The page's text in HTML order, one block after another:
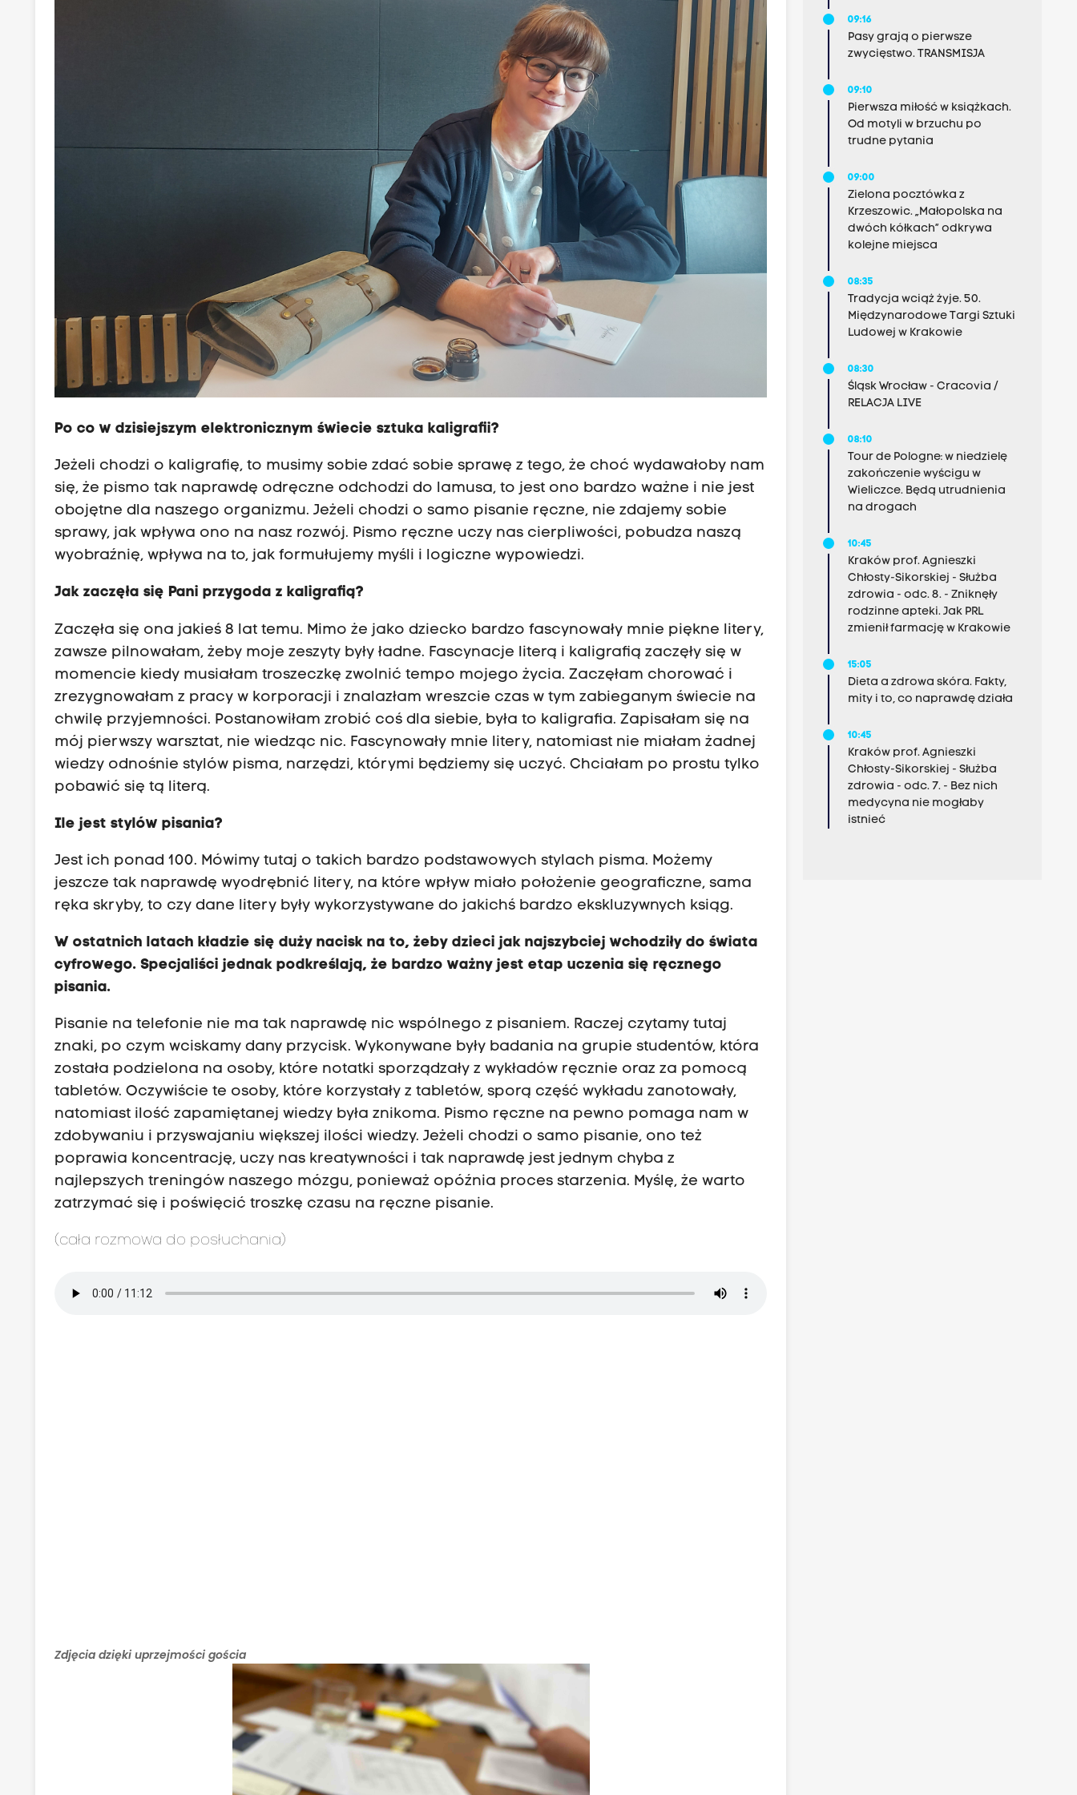
Po co w dzisiejszym elektronicznym świecie sztuka kaligrafii?
Jeżeli chodzi o kaligrafię, to musimy sobie zdać sobie sprawę z tego, że choć wydawałoby nam
się, że pismo tak naprawdę odręczne odchodzi do lamusa, to jest ono bardzo ważne i nie jest
obojętne dla naszego organizmu. Jeżeli chodzi o samo pisanie ręczne, nie zdajemy sobie
sprawy, jak wpływa ono na nasz rozwój. Pismo ręczne uczy nas cierpliwości, pobudza naszą
wyobraźnię, wpływa na to, jak formułujemy myśli i logiczne wypowiedzi.
Jak zaczęła się Pani przygoda z kaligrafią?
Zaczęła się ona jakieś 8 lat temu. Mimo że jako dziecko bardzo fascynowały mnie piękne litery,
zawsze pilnowałam, żeby moje zeszyty były ładne. Fascynacje literą i kaligrafią zaczęły się w
momencie kiedy musiałam troszeczkę zwolnić tempo mojego życia. Zaczęłam chorować i
zrezygnowałam z pracy w korporacji i znalazłam wreszcie czas w tym zabieganym świecie na
chwilę przyjemności. Postanowiłam zrobić coś dla siebie, była to kaligrafia. Zapisałam się na
mój pierwszy warsztat, nie wiedząc nic. Fascynowały mnie litery, natomiast nie miałam żadnej
wiedzy odnośnie stylów pisma, narzędzi, którymi będziemy się uczyć. Chciałam po prostu tylko
pobawić się tą literą.
Ile jest stylów pisania?
Jest ich ponad 100. Mówimy tutaj o takich bardzo podstawowych stylach pisma. Możemy
jeszcze tak naprawdę wyodrębnić litery, na które wpływ miało położenie geograficzne, sama
ręka skryby, to czy dane litery były wykorzystywane do jakichś bardzo ekskluzywnych ksiąg.
W ostatnich latach kładzie się duży nacisk na to, żeby dzieci jak najszybciej wchodziły do świata
cyfrowego. Specjaliści jednak podkreślają, że bardzo ważny jest etap uczenia się ręcznego
pisania.
Pisanie na telefonie nie ma tak naprawdę nic wspólnego z pisaniem. Raczej czytamy tutaj
znaki, po czym wciskamy dany przycisk. Wykonywane były badania na grupie studentów, która
została podzielona na osoby, które notatki sporządzały z wykładów ręcznie oraz za pomocą
tabletów. Oczywiście te osoby, które korzystały z tabletów, sporą część wykładu zanotowały,
natomiast ilość zapamiętanej wiedzy była znikoma. Pismo ręczne na pewno pomaga nam w
zdobywaniu i przyswajaniu większej ilości wiedzy. Jeżeli chodzi o samo pisanie, ono też
poprawia koncentrację, uczy nas kreatywności i tak naprawdę jest jednym chyba z
najlepszych treningów naszego mózgu, ponieważ opóźnia proces starzenia. Myślę, że warto
zatrzymać się i poświęcić troszkę czasu na ręczne pisanie.
(cała rozmowa do posłuchania)
Zdjęcia dzięki uprzejmości gościa
09:16
Pasy grają o pierwsze
zwycięstwo. TRANSMISJA
09:10
Pierwsza miłość w książkach.
Od motyli w brzuchu po
trudne pytania
09:00
Zielona pocztówka z
Krzeszowic. „Małopolska na
dwóch kółkach” odkrywa
kolejne miejsca
08:35
Tradycja wciąż żyje. 50.
Międzynarodowe Targi Sztuki
Ludowej w Krakowie
08:30
Śląsk Wrocław - Cracovia /
RELACJA LIVE
08:10
Tour de Pologne: w niedzielę
zakończenie wyścigu w
Wieliczce. Będą utrudnienia
na drogach
10:45
Kraków prof. Agnieszki
Chłosty-Sikorskiej - Służba
zdrowia - odc. 8. - Zniknęły
rodzinne apteki. Jak PRL
zmienił farmację w Krakowie
15:05
Dieta a zdrowa skóra. Fakty,
mity i to, co naprawdę działa
10:45
Kraków prof. Agnieszki
Chłosty-Sikorskiej - Służba
zdrowia - odc. 7. - Bez nich
medycyna nie mogłaby
istnieć